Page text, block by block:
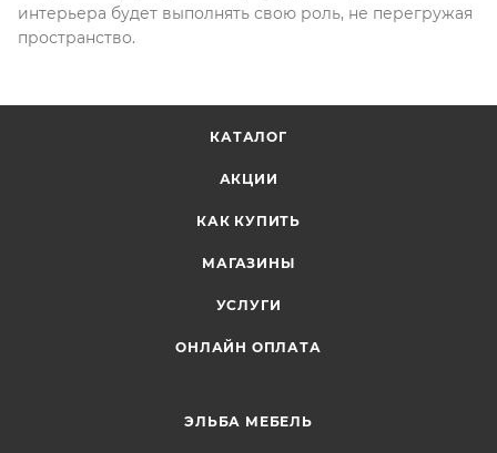
интерьера будет выполнять свою роль, не перегружая
пространство.
КАТАЛОГ
АКЦИИ
КАК КУПИТЬ
МАГАЗИНЫ
УСЛУГИ
ОНЛАЙН ОПЛАТА
ЭЛЬБА МЕБЕЛЬ